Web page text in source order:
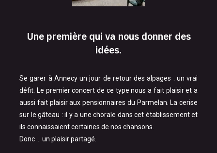
Une première qui va nous donner des
idées.
Se garer à Annecy un jour de retour des alpages : un vrai
défit. Le premier concert de ce type nous a fait plaisir et a
aussi fait plaisir aux pensionnaires du Parmelan. La cerise
sur le gâteau : il y a une chorale dans cet établissement et
ils connaissaient certaines de nos chansons.
Donc … un plaisir partagé.